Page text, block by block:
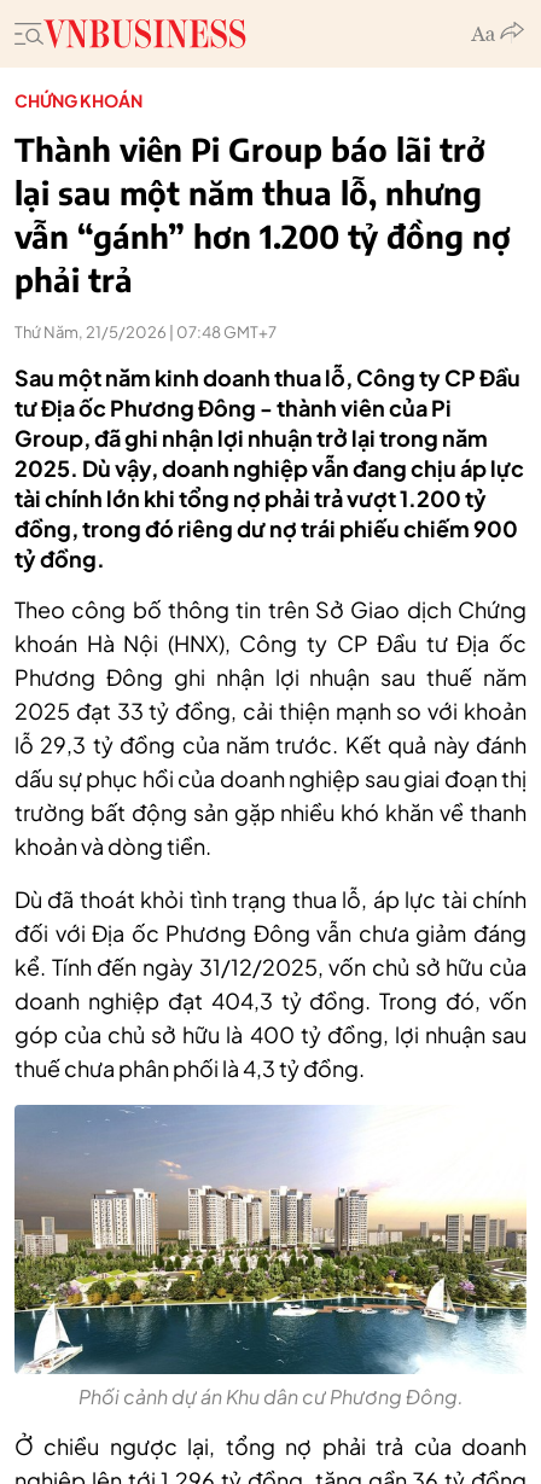
CHỨNG KHOÁN
Thành viên Pi Group báo lãi trở
lại sau một năm thua lỗ, nhưng
vẫn “gánh” hơn 1.200 tỷ đồng nợ
phải trả
Thứ Năm, 21/5/2026 | 07:48 GMT+7
Sau một năm kinh doanh thua lỗ, Công ty CP Đầu
tư Địa ốc Phương Đông - thành viên của Pi
Group, đã ghi nhận lợi nhuận trở lại trong năm
2025. Dù vậy, doanh nghiệp vẫn đang chịu áp lực
tài chính lớn khi tổng nợ phải trả vượt 1.200 tỷ
đồng, trong đó riêng dư nợ trái phiếu chiếm 900
tỷ đồng.
Theo công bố thông tin trên Sở Giao dịch Chứng
khoán Hà Nội (HNX), Công ty CP Đầu tư Địa ốc
Phương Đông ghi nhận lợi nhuận sau thuế năm
2025 đạt 33 tỷ đồng, cải thiện mạnh so với khoản
lỗ 29,3 tỷ đồng của năm trước. Kết quả này đánh
dấu sự phục hồi của doanh nghiệp sau giai đoạn thị
trường bất động sản gặp nhiều khó khăn về thanh
khoản và dòng tiền.
Dù đã thoát khỏi tình trạng thua lỗ, áp lực tài chính
đối với Địa ốc Phương Đông vẫn chưa giảm đáng
kể. Tính đến ngày 31/12/2025, vốn chủ sở hữu của
doanh nghiệp đạt 404,3 tỷ đồng. Trong đó, vốn
góp của chủ sở hữu là 400 tỷ đồng, lợi nhuận sau
thuế chưa phân phối là 4,3 tỷ đồng.
Phối cảnh dự án Khu dân cư Phương Đông.
Ở chiều ngược lại, tổng nợ phải trả của doanh